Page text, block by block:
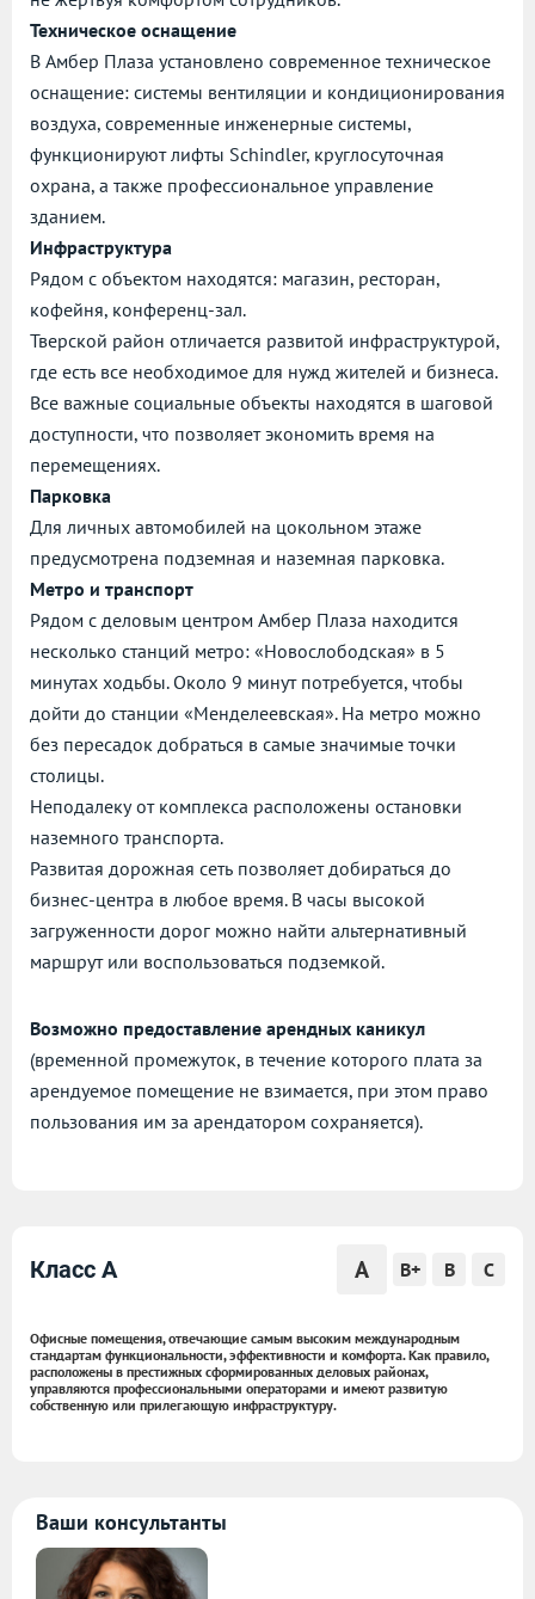
Техническое оснащение
В Амбер Плаза установлено современное техническое
оснащение: системы вентиляции и кондиционирования
воздуха, современные инженерные системы,
функционируют лифты Schindler, круглосуточная
охрана, а также профессиональное управление
зданием.
Инфраструктура
Рядом с объектом находятся: магазин, ресторан,
кофейня, конференц-зал.
Тверской район отличается развитой инфраструктурой,
где есть все необходимое для нужд жителей и бизнеса.
Все важные социальные объекты находятся в шаговой
доступности, что позволяет экономить время на
перемещениях.
Парковка
Для личных автомобилей на цокольном этаже
предусмотрена подземная и наземная парковка.
Метро и транспорт
Рядом с деловым центром Амбер Плаза находится
несколько станций метро: «Новослободская» в 5
минутах ходьбы. Около 9 минут потребуется, чтобы
дойти до станции «Менделеевская». На метро можно
без пересадок добраться в самые значимые точки
столицы.
Неподалеку от комплекса расположены остановки
наземного транспорта.
Развитая дорожная сеть позволяет добираться до
бизнес-центра в любое время. В часы высокой
загруженности дорог можно найти альтернативный
маршрут или воспользоваться подземкой.
Возможно предоставление арендных каникул
(временной промежуток, в течение которого плата за
арендуемое помещение не взимается, при этом право
пользования им за арендатором сохраняется).
Класс A A B+ B C
Офисные помещения, отвечающие самым высоким международным
стандартам функциональности, эффективности и комфорта. Как правило,
расположены в престижных сформированных деловых районах,
управляются профессиональными операторами и имеют развитую
собственную или прилегающую инфраструктуру.
Ваши консультанты